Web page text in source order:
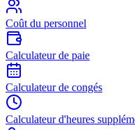
Coût du personnel
Calculateur de paie
Calculateur de congés
Calculateur d'heures